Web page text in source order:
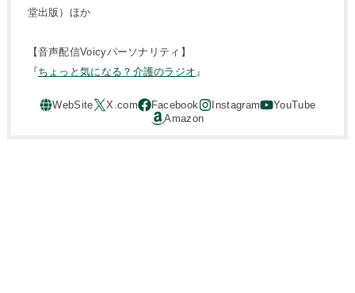
堂出版）ほか
【音声配信Voicyパーソナリティ】
『ちょっと気になる？介護のラジオ』